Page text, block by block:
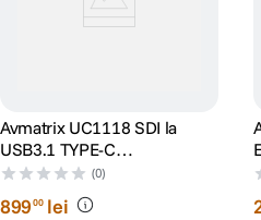
Avmatrix UC1118 SDI la
USB3.1 TYPE-C
Uncompressed Video
Capture
(0)
89900 lei